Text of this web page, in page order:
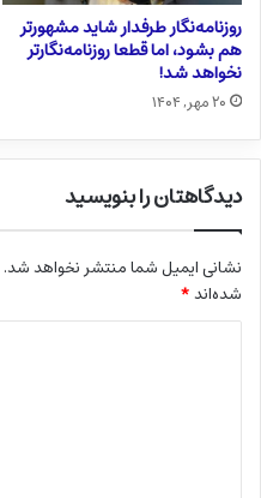
روزنامه‌نگار طرفدار شاید مشهورتر
هم بشود، اما قطعا روزنامه‌نگارتر
نخواهد شد!
۲۰ مهر, ۱۴۰۴
دیدگاهتان را بنویسید
نشانی ایمیل شما منتشر نخواهد شد.
شده‌اند*